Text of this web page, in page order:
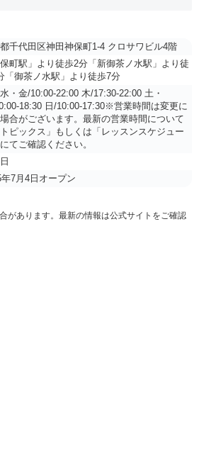
千代田区神田神保町1-4 クロサワビル4階
保町駅」より徒歩2分「新御茶ノ水駅」より徒
「御茶ノ水駅」より徒歩7分
・金/10:00-22:00 木/17:30-22:00 土・
18:30 日/10:00-17:30※営業時間は変更に
合がございます。最新の営業時間について
ピックス」もしくは「レッスンスケジュー
てご確認ください。
年7月4日オープン
があります。最新の情報は公式サイトをご確認